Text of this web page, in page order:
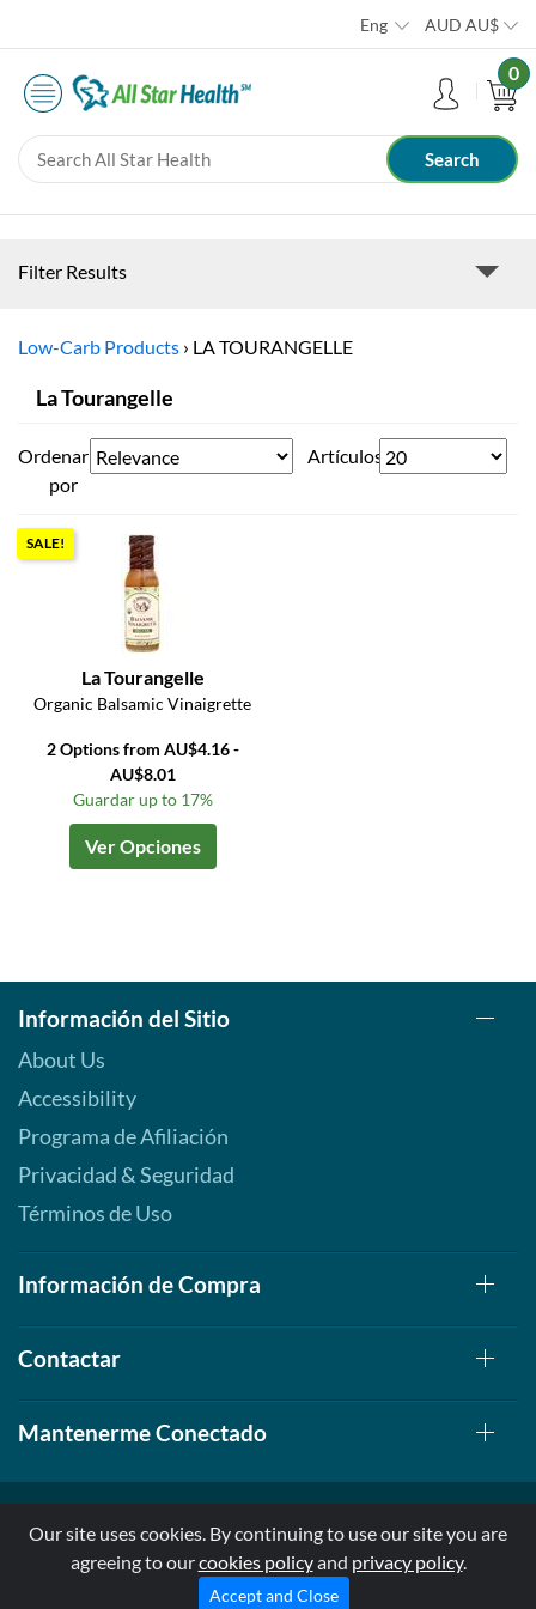
Eng AUD AU$
0
Filter Results
Low-Carb Products › LA TOURANGELLE
La Tourangelle
Ordenar
por
Artículos
SALE!
La Tourangelle
Organic Balsamic Vinaigrette
2 Options from AU$4.16 -
AU$8.01
Guardar up to 17%
Ver Opciones
Información del Sitio
About Us
Accessibility
Programa de Afiliación
Privacidad & Seguridad
Términos de Uso
Información de Compra
Contactar
Mantenerme Conectado
© 1999-2026, AllStarHealth.com | All Rights Reserved
* Estas declaraciones no han sido evaluadas por la FDA
Our site uses cookies. By continuing to use our site you are
agreeing to ourcookies policyand privacy policy.
Accept and Close